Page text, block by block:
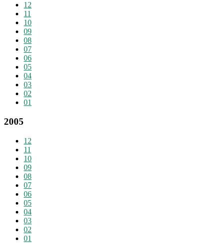
12
11
10
09
08
07
06
05
04
03
02
01
2005
12
11
10
09
08
07
06
05
04
03
02
01